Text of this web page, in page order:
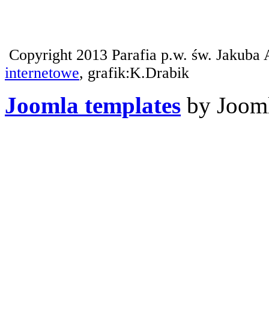
Copyright 2013 Parafia p.w. św.
internetowe, grafik:K.Drabik
Joomla templates by